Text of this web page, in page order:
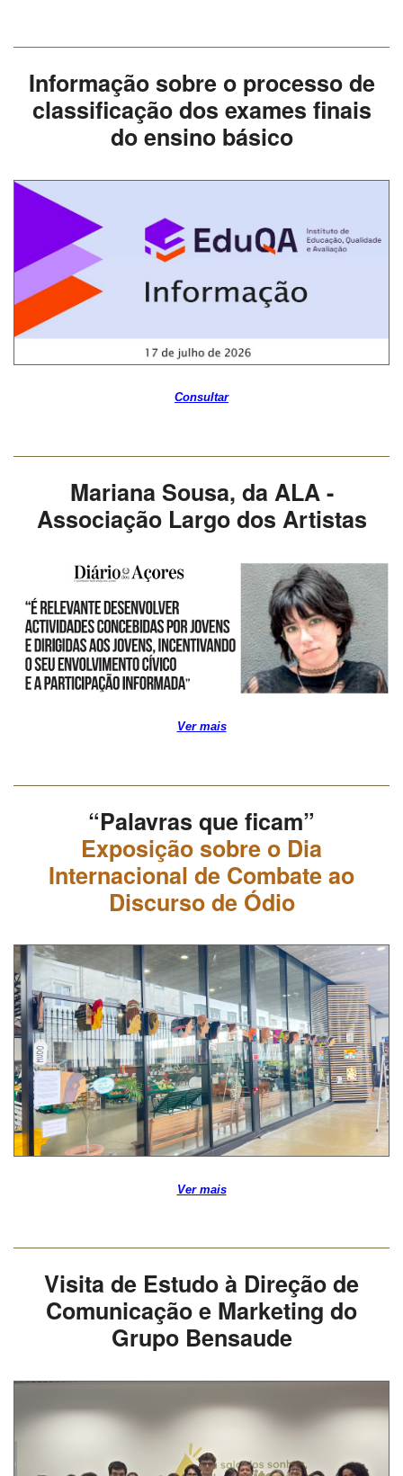
Informação sobre o processo de
classificação dos exames finais
do ensino básico
Consultar
Mariana Sousa, da ALA -
Associação Largo dos Artistas
Ver mais
“Palavras que ficam”
Exposição sobre o Dia
Internacional de Combate ao
Discurso de Ódio
Ver mais
Visita de Estudo à Direção de
Comunicação e Marketing do
Grupo Bensaude